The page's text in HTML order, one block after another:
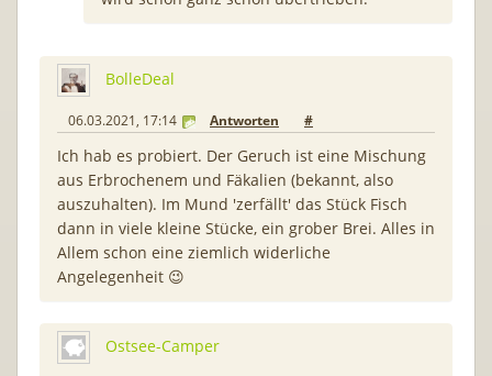
BolleDeal
06.03.2021, 17:14 Antworten #
Ich hab es probiert. Der Geruch ist eine Mischung
aus Erbrochenem und Fäkalien (bekannt, also
auszuhalten). Im Mund 'zerfällt' das Stück Fisch
dann in viele kleine Stücke, ein grober Brei. Alles in
Allem schon eine ziemlich widerliche
Angelegenheit 😉
Ostsee-Camper